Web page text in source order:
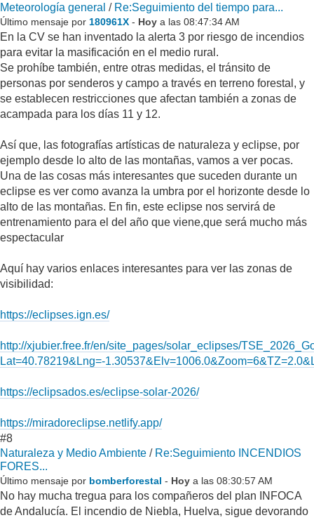
Meteorología general / Re:Seguimiento del tiempo para...
Último mensaje por 180961X - Hoy a las 08:47:34 AM
En la CV se han inventado la alerta 3 por riesgo de incendios
para evitar la masificación en el medio rural.
Se prohíbe también, entre otras medidas, el tránsito de
personas por senderos y campo a través en terreno forestal, y
se establecen restricciones que afectan también a zonas de
acampada para los días 11 y 12.
Así que, las fotografías artísticas de naturaleza y eclipse, por
ejemplo desde lo alto de las montañas, vamos a ver pocas.
Una de las cosas más interesantes que suceden durante un
eclipse es ver como avanza la umbra por el horizonte desde lo
alto de las montañas. En fin, este eclipse nos servirá de
entrenamiento para el del año que viene,que será mucho más
espectacular
Aquí hay varios enlaces interesantes para ver las zonas de
visibilidad:
https://eclipses.ign.es/
http://xjubier.free.fr/en/site_pages/solar_eclipses/
Lat=40.78219&Lng=-
https://eclipsados.es/eclipse-solar-2026/
https://miradoreclipse.netlify.app/
#8
Naturaleza y Medio Ambiente / Re:Seguimiento INCENDIOS
FORES...
Último mensaje por bomberforestal - Hoy a las 08:30:57 AM
No hay mucha tregua para los compañeros del plan INFOCA
de Andalucía. El incendio de Niebla, Huelva, sigue devorando